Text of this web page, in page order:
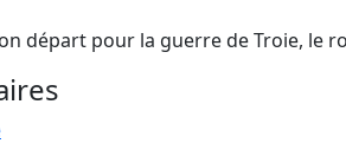
départ pour la guerre de Troie, le